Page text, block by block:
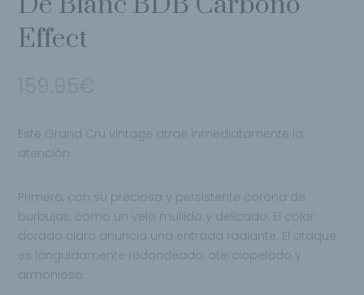
Effect
159.95€
Este Grand Cru vintage atrae inmediatamente la
atención.
Primero, con su preciosa y persistente corona de
burbujas, como un velo mullido y delicado. El color
dorado claro anuncia una entrada radiante. El ataque
es lánguidamente redondeado, aterciopelado y
armonioso.